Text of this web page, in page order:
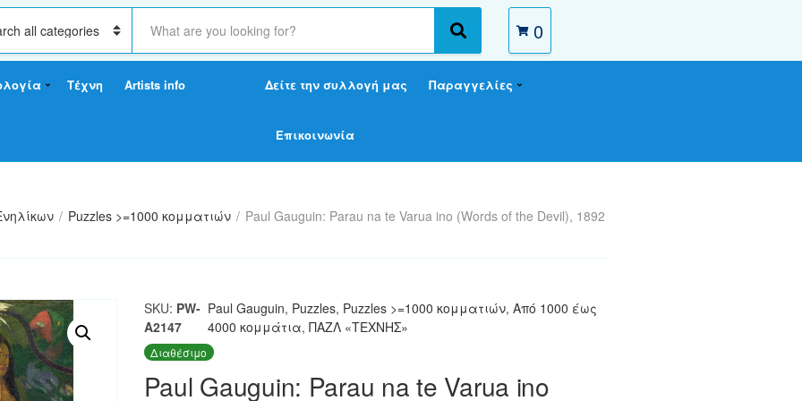
S
a
c
x
S
e
r
0
Τέχνη Artists info Δείτε την συλλογή μας Παραγγελίες
Επικοινωνία
/ Puzzles >=1000 κομματιών / Paul Gauguin: Parau na te Varua ino (Words of the Devil), 1892
SKU: PW-
A2147
Paul Gauguin, Puzzles, Puzzles >=1000 κομματιών, Από 1000 έως
4000 κομμάτια, ΠΑΖΛ «ΤΕΧΝΗΣ»
Διαθέσιμο
Paul Gauguin: Parau na te Varua ino